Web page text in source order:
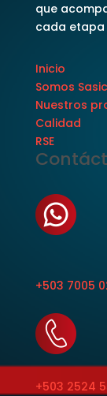
que
cada etapa
Inicio
Somos
Nuestros
Calidad
RSE
+503 7005
+503 2524